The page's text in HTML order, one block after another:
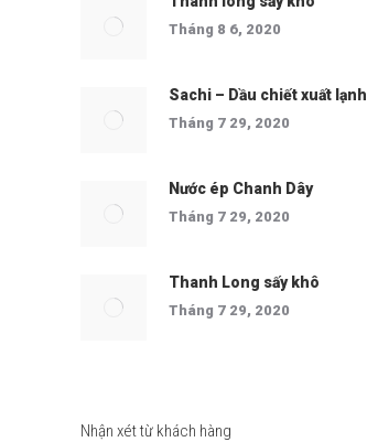
Tháng 8 6, 2020
Sachi – Dầu chiết xuất lạnh
Tháng 7 29, 2020
Nước ép Chanh Dây
Tháng 7 29, 2020
Thanh Long sấy khô
Tháng 7 29, 2020
Nhận xét từ khách hàng